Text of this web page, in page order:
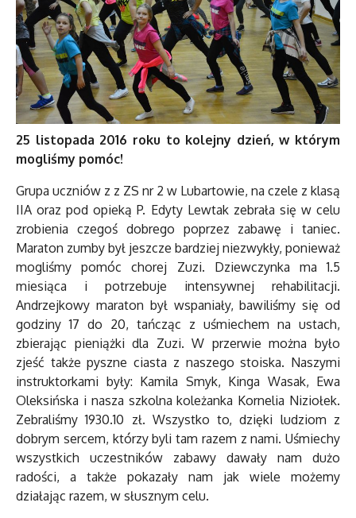
25 listopada 2016 roku to kolejny dzień, w którym
mogliśmy pomóc!
Grupa uczniów z z ZS nr 2 w Lubartowie, na czele z klasą
IIA oraz pod opieką P. Edyty Lewtak zebrała się w celu
zrobienia czegoś dobrego poprzez zabawę i taniec.
Maraton zumby był jeszcze bardziej niezwykły, ponieważ
mogliśmy pomóc chorej Zuzi. Dziewczynka ma 1.5
miesiąca i potrzebuje intensywnej rehabilitacji.
Andrzejkowy maraton był wspaniały, bawiliśmy się od
godziny 17 do 20, tańcząc z uśmiechem na ustach,
zbierając pieniążki dla Zuzi. W przerwie można było
zjeść także pyszne ciasta z naszego stoiska. Naszymi
instruktorkami były: Kamila Smyk, Kinga Wasak, Ewa
Oleksińska i nasza szkolna koleżanka Kornelia Niziołek.
Zebraliśmy 1930.10 zł. Wszystko to, dzięki ludziom z
dobrym sercem, którzy byli tam razem z nami. Uśmiechy
wszystkich uczestników zabawy dawały nam dużo
radości, a także pokazały nam jak wiele możemy
działając razem, w słusznym celu.